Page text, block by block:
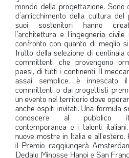
mondo della progettazione.
d’arricchimento della cultura
suoi sostenitori hanno
l’architettura e l’ingegneria
confronto con quanto di meglio
frutto della selezione di centinaia
committenti che provengono
paesi, di tutti i continenti. Il
assai semplice, è innescato
committenti o dai progettisti
un evento nel territorio dove
anche ospiti invitati. Una formula
conoscere al pubblico
contemporanea e i talenti
nuove mostre in Italia e
il Premio raggiungerà
Dedalo Minosse Hanoi e San